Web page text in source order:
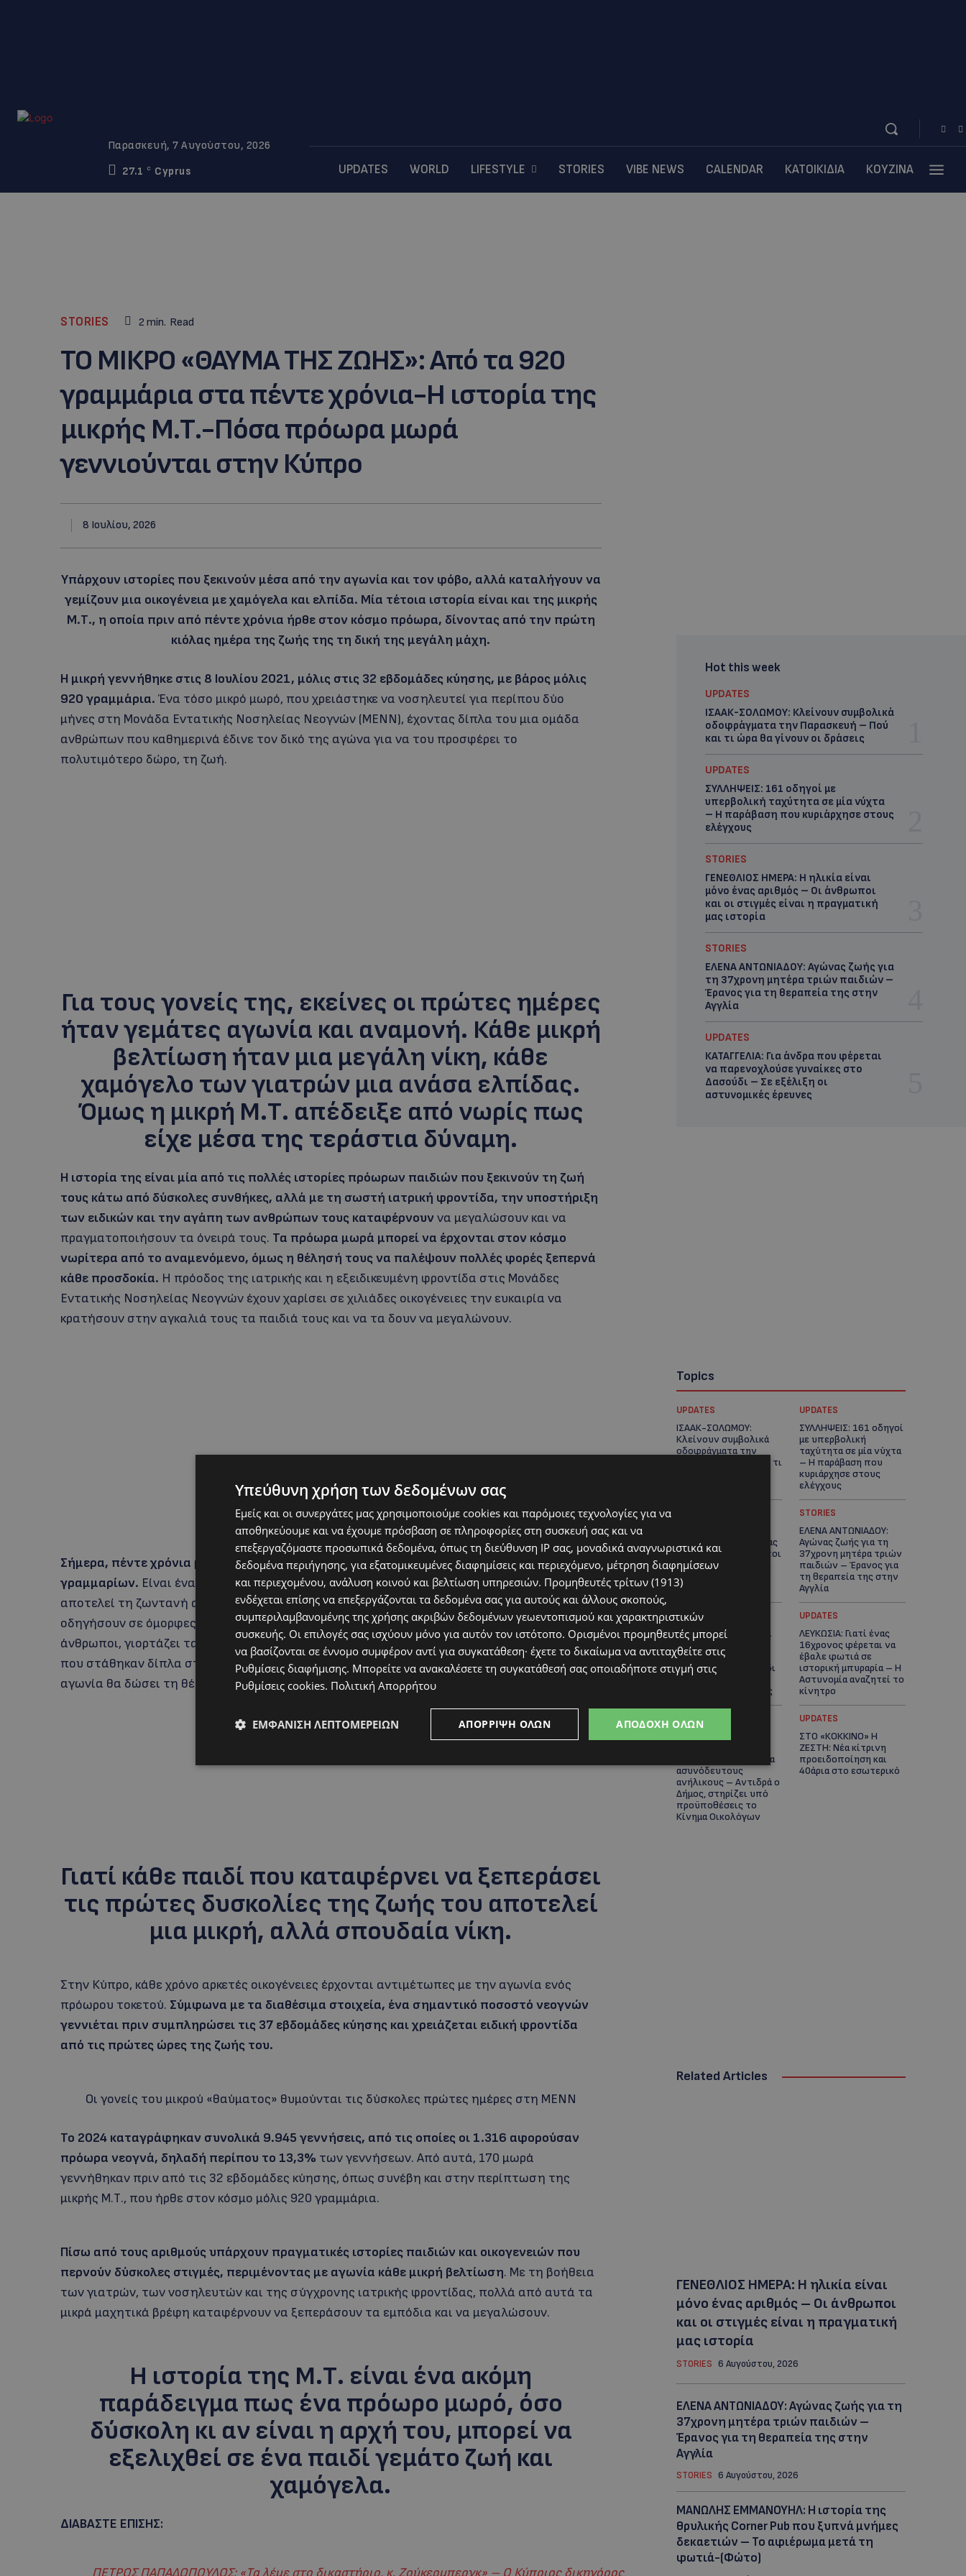
Παρασκευή, 7 Αυγούστου, 2026
27.1
C Cyprus UPDATES WORLD LIFESTYLE STORIES VIBE NEWS CALENDAR ΚΑΤΟΙΚΙΔΙΑ ΚΟΥΖΙΝΑ
STORIES 2 min. Read
ΤΟ ΜΙΚΡΟ «ΘΑΥΜΑ ΤΗΣ ΖΩΗΣ»: Από τα 920
γραμμάρια στα πέντε χρόνια-Η ιστορία της
μικρής Μ.Τ.-Πόσα πρόωρα μωρά
γεννιούνται στην Κύπρο
8 Ιουλίου, 2026
Υπάρχουν ιστορίες που ξεκινούν μέσα από την αγωνία και τον φόβο, αλλά καταλήγουν να
γεμίζουν μια οικογένεια με χαμόγελα και ελπίδα. Μία τέτοια ιστορία είναι και της μικρής
Μ.Τ., η οποία πριν από πέντε χρόνια ήρθε στον κόσμο πρόωρα, δίνοντας από την πρώτη
κιόλας ημέρα της ζωής της τη δική της μεγάλη μάχη.
Η μικρή γεννήθηκε στις 8 Ιουλίου 2021, μόλις στις 32 εβδομάδες κύησης, με βάρος μόλις
920 γραμμάρια. Ένα τόσο μικρό μωρό, που χρειάστηκε να νοσηλευτεί για περίπου δύο
μήνες στη Μονάδα Εντατικής Νοσηλείας Νεογνών (ΜΕΝΝ), έχοντας δίπλα του μια ομάδα
ανθρώπων που καθημερινά έδινε τον δικό της αγώνα για να του προσφέρει το
πολυτιμότερο δώρο, τη ζωή.
Για τους γονείς της, εκείνες οι πρώτες ημέρες
ήταν γεμάτες αγωνία και αναμονή. Κάθε μικρή
βελτίωση ήταν μια μεγάλη νίκη, κάθε
χαμόγελο των γιατρών μια ανάσα ελπίδας.
Όμως η μικρή Μ.Τ. απέδειξε από νωρίς πως
είχε μέσα της τεράστια δύναμη.
Η ιστορία της είναι μία από τις πολλές ιστορίες πρόωρων παιδιών που ξεκινούν τη ζωή
τους κάτω από δύσκολες συνθήκες, αλλά με τη σωστή ιατρική φροντίδα, την υποστήριξη
των ειδικών και την αγάπη των ανθρώπων τους καταφέρνουν να μεγαλώσουν και να
πραγματοποιήσουν τα όνειρά τους. Τα πρόωρα μωρά μπορεί να έρχονται στον κόσμο
νωρίτερα από το αναμενόμενο, όμως η θέλησή τους να παλέψουν πολλές φορές ξεπερνά
κάθε προσδοκία. Η πρόοδος της ιατρικής και η εξειδικευμένη φροντίδα στις Μονάδες
Εντατικής Νοσηλείας Νεογνών έχουν χαρίσει σε χιλιάδες οικογένειες την ευκαιρία να
κρατήσουν στην αγκαλιά τους τα παιδιά τους και να τα δουν να μεγαλώνουν.
Σήμερα, πέντε χρόνια μετά, η Μ.Τ. δεν είναι πλέον το μικροσκοπικό βρέφος των 920
γραμμαρίων. Είναι ένα παιδί γεμάτο ζωή, που χαρίζει χαμόγελα στους γονείς της και
αποτελεί τη ζωντανή απόδειξη πως ακόμη και οι πιο δύσκολες αρχές μπορούν να
οδηγήσουν σε όμορφες διαδρομές. Το μικρό «θαύμα», όπως την αποκαλούν οι δικοί της
άνθρωποι, γιορτάζει τα γενέθλιά της και μαζί της γιορτάζουν όλες εκείνες οι οικογένειες
που στάθηκαν δίπλα στα πρόωρα παιδιά τους, περιμένοντας υπομονετικά τη στιγμή που η
αγωνία θα δώσει τη θέση της στη χαρά.
Γιατί κάθε παιδί που καταφέρνει να ξεπεράσει
τις πρώτες δυσκολίες της ζωής του αποτελεί
μια μικρή, αλλά σπουδαία νίκη.
Στην Κύπρο, κάθε χρόνο αρκετές οικογένειες έρχονται αντιμέτωπες με την αγωνία ενός
πρόωρου τοκετού. Σύμφωνα με τα διαθέσιμα στοιχεία, ένα σημαντικό ποσοστό νεογνών
γεννιέται πριν συμπληρώσει τις 37 εβδομάδες κύησης και χρειάζεται ειδική φροντίδα
από τις πρώτες ώρες της ζωής του.
Οι γονείς του μικρού «θαύματος» θυμούνται τις δύσκολες πρώτες ημέρες στη ΜΕΝΝ
Το 2024 καταγράφηκαν συνολικά 9.945 γεννήσεις, από τις οποίες οι 1.316 αφορούσαν
πρόωρα νεογνά, δηλαδή περίπου το 13,3% των γεννήσεων. Από αυτά, 170 μωρά
γεννήθηκαν πριν από τις 32 εβδομάδες κύησης, όπως συνέβη και στην περίπτωση της
μικρής Μ.Τ., που ήρθε στον κόσμο μόλις 920 γραμμάρια.
Πίσω από τους αριθμούς υπάρχουν πραγματικές ιστορίες παιδιών και οικογενειών που
περνούν δύσκολες στιγμές, περιμένοντας με αγωνία κάθε μικρή βελτίωση. Με τη βοήθεια
των γιατρών, των νοσηλευτών και της σύγχρονης ιατρικής φροντίδας, πολλά από αυτά τα
μικρά μαχητικά βρέφη καταφέρνουν να ξεπεράσουν τα εμπόδια και να μεγαλώσουν.
Η ιστορία της Μ.Τ. είναι ένα ακόμη
παράδειγμα πως ένα πρόωρο μωρό, όσο
δύσκολη κι αν είναι η αρχή του, μπορεί να
εξελιχθεί σε ένα παιδί γεμάτο ζωή και
χαμόγελα.
ΔΙΑΒΑΣΤΕ ΕΠΙΣΗΣ:
ΠΕΤΡΟΣ ΠΑΠΑΔΟΠΟΥΛΟΣ: «Τα λέμε στο δικαστήριο, κ. Ζούκερμπεργκ» – Ο Κύπριος δικηγόρος
Hot this week
UPDATES
ΙΣΑΑΚ-ΣΟΛΩΜΟΥ: Κλείνουν συμβολικά
οδοφράγματα την Παρασκευή – Πού
και τι ώρα θα γίνουν οι δράσεις
UPDATES
ΣΥΛΛΗΨΕΙΣ: 161 οδηγοί με
υπερβολική ταχύτητα σε μία νύχτα
– Η παράβαση που κυριάρχησε στους
ελέγχους
STORIES
ΓΕΝΕΘΛΙΟΣ ΗΜΕΡΑ: Η ηλικία είναι
μόνο ένας αριθμός – Οι άνθρωποι
και οι στιγμές είναι η πραγματική
μας ιστορία
STORIES
ΕΛΕΝΑ ΑΝΤΩΝΙΑΔΟΥ: Αγώνας ζωής για
τη 37χρονη μητέρα τριών παιδιών –
Έρανος για τη θεραπεία της στην
Αγγλία
UPDATES
ΚΑΤΑΓΓΕΛΙΑ: Για άνδρα που φέρεται
να παρενοχλούσε γυναίκες στο
Δασούδι – Σε εξέλιξη οι
αστυνομικές έρευνες
Topics
UPDATES
ΙΣΑΑΚ-ΣΟΛΩΜΟΥ:
Κλείνουν συμβολικά
οδοφράγματα την
Παρασκευή – Πού και τι
UPDATES
ΣΥΛΛΗΨΕΙΣ: 161 οδηγοί
με υπερβολική
ταχύτητα σε μία νύχτα
– Η παράβαση που
κυριάρχησε στους
ελέγχους
ηλικία είναι μόνο ένας
αριθμός – Οι άνθρωποι
και οι στιγμές είναι η
πραγματική μας
ιστορία
STORIES
ΕΛΕΝΑ ΑΝΤΩΝΙΑΔΟΥ:
Αγώνας ζωής για τη
37χρονη μητέρα τριών
παιδιών – Έρανος για
τη θεραπεία της στην
Αγγλία
UPDATES
ΚΑΤΑΓΓΕΛΙΑ: Για άνδρα
που φέρεται να
παρενοχλούσε
γυναίκες στο Δασούδι
– Σε εξέλιξη οι
αστυνομικές έρευνες
UPDATES
ΛΕΥΚΩΣΙΑ: Γιατί ένας
16χρονος φέρεται να
έβαλε φωτιά σε
ιστορική μπυραρία – Η
Αστυνομία αναζητεί το
κίνητρο
UPDATES
δημιουργία δομών για
ασυνόδευτους
ανήλικους – Αντιδρά ο
Δήμος, στηρίζει υπό
προϋποθέσεις το
Κίνημα Οικολόγων
UPDATES
ΣΤΟ «ΚΟΚΚΙΝΟ» Η
ΖΕΣΤΗ: Νέα κίτρινη
προειδοποίηση και
40άρια στο εσωτερικό
Related Articles
ΓΕΝΕΘΛΙΟΣ ΗΜΕΡΑ: Η ηλικία είναι
μόνο ένας αριθμός – Οι άνθρωποι
και οι στιγμές είναι η πραγματική
μας ιστορία
STORIES 6 Αυγούστου, 2026
ΕΛΕΝΑ ΑΝΤΩΝΙΑΔΟΥ: Αγώνας ζωής για τη
37χρονη μητέρα τριών παιδιών –
Έρανος για τη θεραπεία της στην
Αγγλία
STORIES 6 Αυγούστου, 2026
ΜΑΝΩΛΗΣ ΕΜΜΑΝΟΥΗΛ: Η ιστορία της
θρυλικής Corner Pub που ξυπνά μνήμες
δεκαετιών – Το αφιέρωμα μετά τη
φωτιά-(Φώτο)
Υπεύθυνη χρήση των δεδομένων σας
Εμείς και οι συνεργάτες μας χρησιμοποιούμε cookies και παρόμοιες τεχνολογίες για να
αποθηκεύουμε και να έχουμε πρόσβαση σε πληροφορίες στη συσκευή σας και να
επεξεργαζόμαστε προσωπικά δεδομένα, όπως τη διεύθυνση IP σας, μοναδικά αναγνωριστικά και
δεδομένα περιήγησης, για εξατομικευμένες διαφημίσεις και περιεχόμενο, μέτρηση διαφημίσεων
και περιεχομένου, ανάλυση κοινού και βελτίωση υπηρεσιών. Προμηθευτές τρίτων (1913)
ενδέχεται επίσης να επεξεργάζονται τα δεδομένα σας για αυτούς και άλλους σκοπούς,
συμπεριλαμβανομένης της χρήσης ακριβών δεδομένων γεωεντοπισμού και χαρακτηριστικών
συσκευής. Οι επιλογές σας ισχύουν μόνο για αυτόν τον ιστότοπο. Ορισμένοι προμηθευτές μπορεί
να βασίζονται σε έννομο συμφέρον αντί για συγκατάθεση· έχετε το δικαίωμα να αντιταχθείτε στις
Ρυθμίσεις διαφήμισης. Μπορείτε να ανακαλέσετε τη συγκατάθεσή σας οποιαδήποτε στιγμή στις
Ρυθμίσεις cookies. Πολιτική Απορρήτου
ΑΠΟΔΟΧΉ ΌΛΩΝ
ΑΠΌΡΡΙΨΗ ΌΛΩΝ
ΕΜΦΆΝΙΣΗ ΛΕΠΤΟΜΕΡΕΙΏΝ